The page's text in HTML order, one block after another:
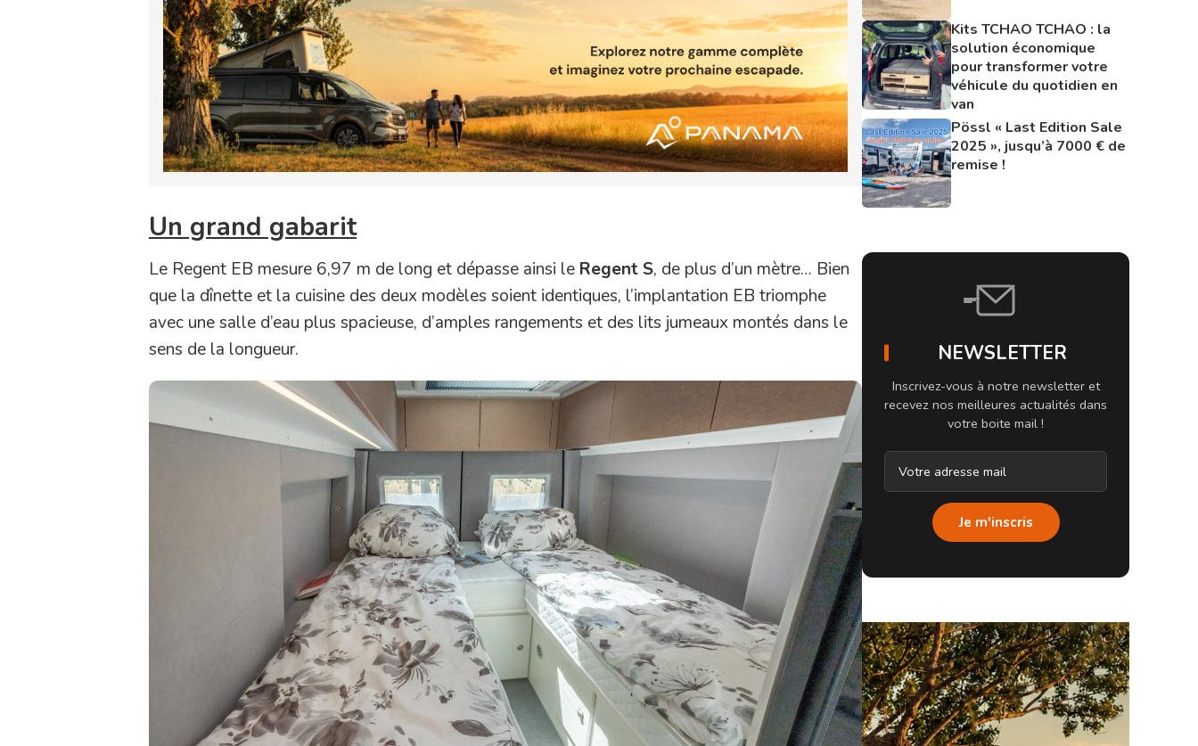
Un grand gabarit
Le Regent EB mesure 6,97 m de long et dépasse ainsi le Regent S, de plus d’un mètre… Bien
que la dînette et la cuisine des deux modèles soient identiques, l’implantation EB triomphe
avec une salle d’eau plus spacieuse, d’amples rangements et des lits jumeaux montés dans le
sens de la longueur.
Kits TCHAO TCHAO : la
solution économique
pour transformer votre
véhicule du quotidien en
van
Pössl « Last Edition Sale
2025 », jusqu’à 7000 € de
remise !
NEWSLETTER
Inscrivez-vous à notre newsletter et
recevez nos meilleures actualités dans
votre boite mail !
Je m'inscris